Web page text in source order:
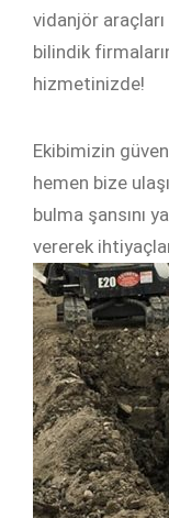
vidanjör
bilindik
hizmetinizde!
Ekibimizin
hemen bize
bulma şansını
vererek